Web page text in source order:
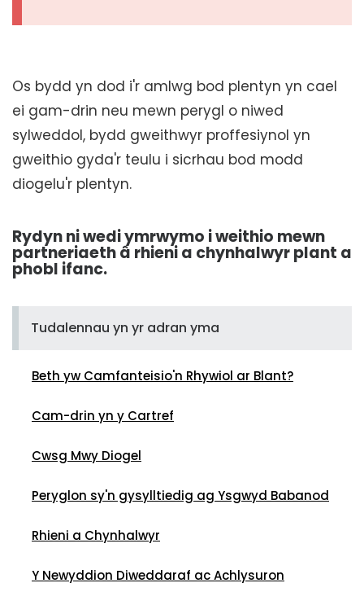
Os bydd yn dod i'r amlwg bod plentyn yn cael
ei gam-drin neu mewn perygl o niwed
sylweddol, bydd gweithwyr proffesiynol yn
gweithio gyda'r teulu i sicrhau bod modd
diogelu'r plentyn.
Rydyn ni wedi ymrwymo i weithio mewn
partneriaeth â rhieni a chynhalwyr plant a
phobl ifanc.
Tudalennau yn yr adran yma
Beth yw Camfanteisio'n Rhywiol ar Blant?
Cam-drin yn y Cartref
Cwsg Mwy Diogel
Peryglon sy'n gysylltiedig ag Ysgwyd Babanod
Rhieni a Chynhalwyr
Y Newyddion Diweddaraf ac Achlysuron